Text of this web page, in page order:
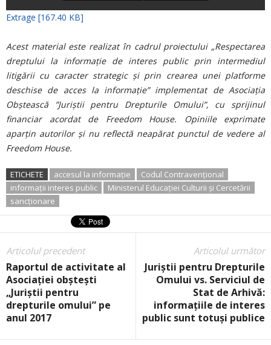
Extrage [167.40 KB]
Acest material este realizat în cadrul proiectului „Respectarea
dreptului la informație de interes public prin intermediul
litigării cu caracter strategic și prin crearea unei platforme
deschise de acces la informație” implementat de Asociația
Obștească ”Juriștii pentru Drepturile Omului”, cu sprijinul
financiar acordat de Freedom House. Opiniile exprimate
aparţin autorilor şi nu reflectă neapărat punctul de vedere al
Freedom House.
ETICHETE accesul la informație
Codul Contravențional
informații interes public
Ministerul Educației Culturii și Cercetării
sancționare
Articolul precedent
Raportul de activitate al
Asociaţiei obşteşti
„Juriştii pentru
drepturile omului” pe
anul 2017
Articolul următor
Juriștii pentru Drepturile
Omului vs. Serviciul de
Stat de Arhivă:
informațiile de interes
public sunt totuși publice